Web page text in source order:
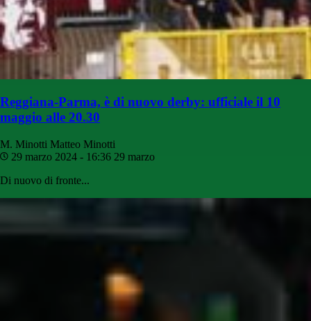
Reggiana-Parma, è di nuovo derby: ufficiale il 10
maggio alle 20.30
M. Minotti Matteo Minotti
29 marzo 2024 - 16:36 29 marzo
Di nuovo di fronte...